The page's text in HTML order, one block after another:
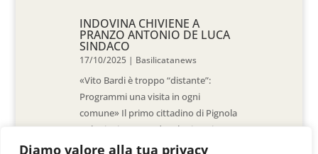
Diamo valore alla tua privacy
INDOVINA CHIVIENE A
PRANZO ANTONIO DE LUCA
SINDACO
17/10/2025 | Basilicatanews
«Vito Bardi è troppo “distante”:
Programmi una visita in ogni
comune» Il primo cittadino di Pignola
«L’ho invitato a vedere la situazione
al Pantano, ma non è venuto. La